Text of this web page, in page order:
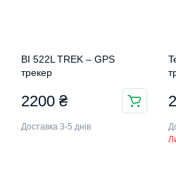
BI 522L TREK – GPS
трекер
2200 ₴
Доставка 3-5 днів